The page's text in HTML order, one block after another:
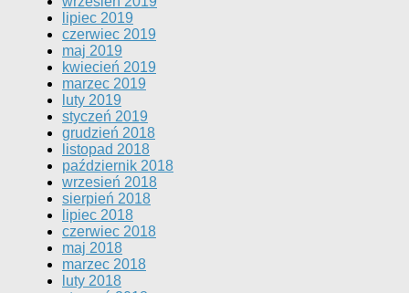
lipiec 2019
czerwiec 2019
maj 2019
kwiecień 2019
marzec 2019
luty 2019
styczeń 2019
grudzień 2018
listopad 2018
październik 2018
wrzesień 2018
sierpień 2018
lipiec 2018
czerwiec 2018
maj 2018
marzec 2018
luty 2018